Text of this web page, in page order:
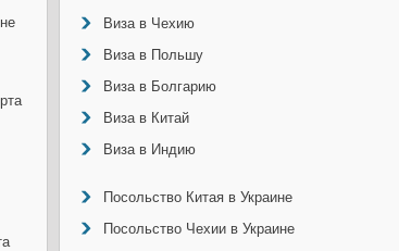
Виза в Чехию
Виза в Польшу
Виза в Болгарию
Виза в Китай
Виза в Индию
Посольство Китая в Украине
Посольство Чехии в Украине